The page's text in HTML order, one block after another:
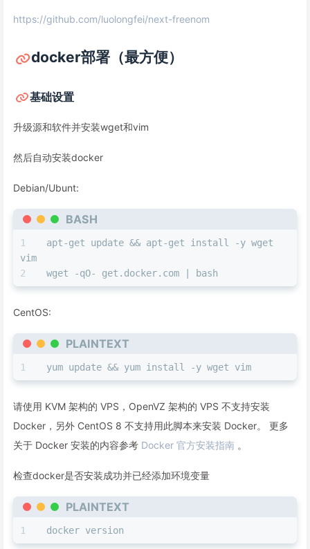
https://github.com/luolongfei/next-freenom
docker部署（最方便）
基础设置
升级源和软件并安装wget和vim
然后自动安装docker
Debian/Ubunt:
BASH
apt-get update && apt-get install -y wget
vim
wget -qO- get.docker.com | bash
CentOS:
PLAINTEXT
yum update && yum install -y wget vim
请使用 KVM 架构的 VPS，OpenVZ 架构的 VPS 不支持安装
Docker，另外 CentOS 8 不支持用此脚本来安装 Docker。 更多
关于 Docker 安装的内容参考 Docker 官方安装指南 。
检查docker是否安装成功并已经添加环境变量
PLAINTEXT
docker version